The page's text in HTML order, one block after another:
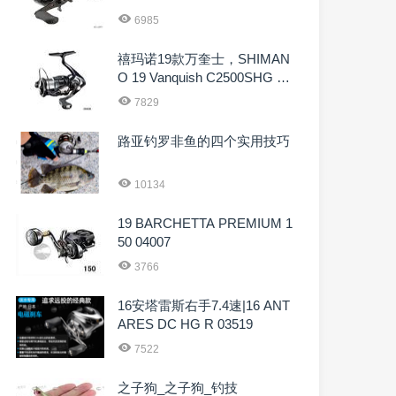
6985
禧玛诺19款万奎士，SHIMAN
O 19 Vanquish C2500SHG 03
9547829
路亚钓罗非鱼的四个实用技巧
10134
19 BARCHETTA PREMIUM 1
50 04007
3766
16安塔雷斯右手7.4速|16 ANT
ARES DC HG R 03519
7522
之子狗_之子狗_钓技